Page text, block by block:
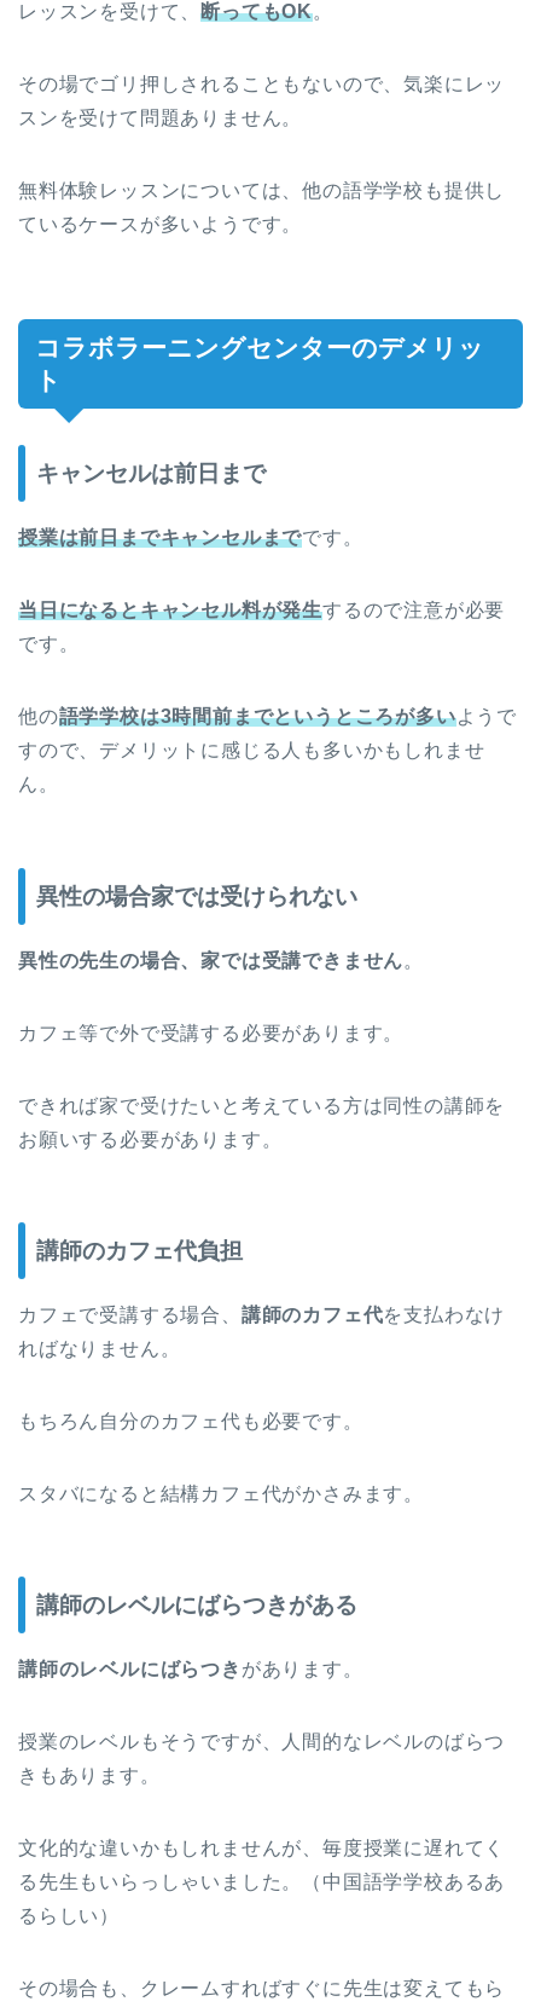
レッスンを受けて、断ってもOK。
その場でゴリ押しされることもないので、気楽にレッ
スンを受けて問題ありません。
無料体験レッスンについては、他の語学学校も提供し
ているケースが多いようです。
コラボラーニングセンターのデメリッ
ト
キャンセルは前日まで
授業は前日までキャンセルまでです。
当日になるとキャンセル料が発生するので注意が必要
です。
他の語学学校は3時間前までというところが多いようで
すので、デメリットに感じる人も多いかもしれませ
ん。
異性の場合家では受けられない
異性の先生の場合、家では受講できません。
カフェ等で外で受講する必要があります。
できれば家で受けたいと考えている方は同性の講師を
お願いする必要があります。
講師のカフェ代負担
カフェで受講する場合、 講師のカフェ代を支払わなけ
ればなりません。
もちろん自分のカフェ代も必要です。
スタバになると結構カフェ代がかさみます。
講師のレベルにばらつきがある
講師のレベルにばらつき があります。
授業のレベルもそうですが、人間的なレベルのばらつ
きもあります。
文化的な違いかもしれませんが、毎度授業に遅れてく
る先生もいらっしゃいました。（中国語学学校あるあ
るらしい）
その場合も、クレームすればすぐに先生は変えてもら